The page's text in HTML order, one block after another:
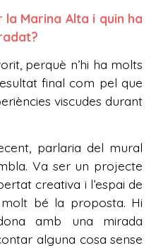
Marina Alta i quin ha
perquè n’hi ha molts
final com pel que
viscudes durant
parlaria del mural
Va ser un projecte
creativa i l’espai de
bé la proposta. Hi
amb una mirada
alguna cosa sense